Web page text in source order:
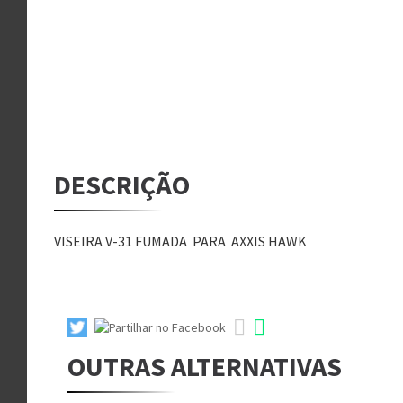
DESCRIÇÃO
VISEIRA V-31 FUMADA PARA AXXIS HAWK
OUTRAS ALTERNATIVAS